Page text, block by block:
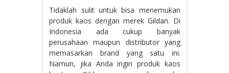
Tidaklah sulit untuk bisa menemukan
produk kaos dengan merek Gildan. Di
Indonesia ada cukup banyak
perusahaan maupun distributor yang
memasarkan brand yang satu ini.
Namun, jika Anda ingin produk kaos